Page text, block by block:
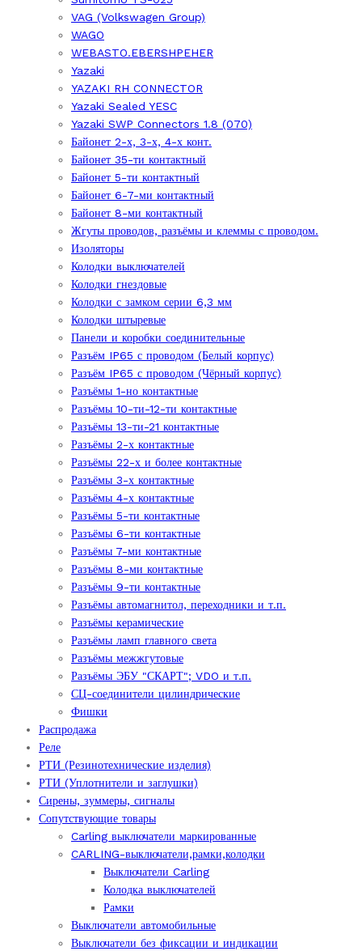
VAG (Volkswagen Group)
WAGO
WEBASTO.EBERSHPEHER
Yazaki
YAZAKI RH CONNECTOR
Yazaki Sealed YESC
Yazaki SWP Connectors 1.8 (070)
Байонет 2-х, 3-х, 4-х конт.
Байонет 35-ти контактный
Байонет 5-ти контактный
Байонет 6-7-ми контактный
Байонет 8-ми контактный
Жгуты проводов, разъёмы и клеммы с проводом.
Изоляторы
Колодки выключателей
Колодки гнездовые
Колодки с замком серии 6,3 мм
Колодки штыревые
Панели и коробки соединительные
Разъём IP65 с проводом (Белый корпус)
Разъём IP65 с проводом (Чёрный корпус)
Разъёмы 1-но контактные
Разъёмы 10-ти-12-ти контактные
Разъёмы 13-ти-21 контактные
Разъёмы 2-х контактные
Разъёмы 22-х и более контактные
Разъёмы 3-х контактные
Разъёмы 4-х контактные
Разъёмы 5-ти контактные
Разъёмы 6-ти контактные
Разъёмы 7-ми контактные
Разъёмы 8-ми контактные
Разъёмы 9-ти контактные
Разъёмы автомагнитол, переходники и т.п.
Разъёмы керамические
Разъёмы ламп главного света
Разъёмы межжгутовые
Разъёмы ЭБУ "СКАРТ"; VDO и т.п.
СЦ-соединители цилиндрические
Фишки
Распродажа
Реле
РТИ (Резинотехнические изделия)
РТИ (Уплотнители и заглушки)
Сирены, зуммеры, сигналы
Сопутствующие товары
Carling выключатели маркированные
CARLING-выключатели,рамки,колодки
Выключатели Carling
Колодка выключателей
Рамки
Выключатели автомобильные
Выключатели без фиксации и индикации